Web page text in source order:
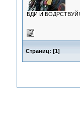
БДИ И БОДРСТВУЙ!
Страниц: [1]